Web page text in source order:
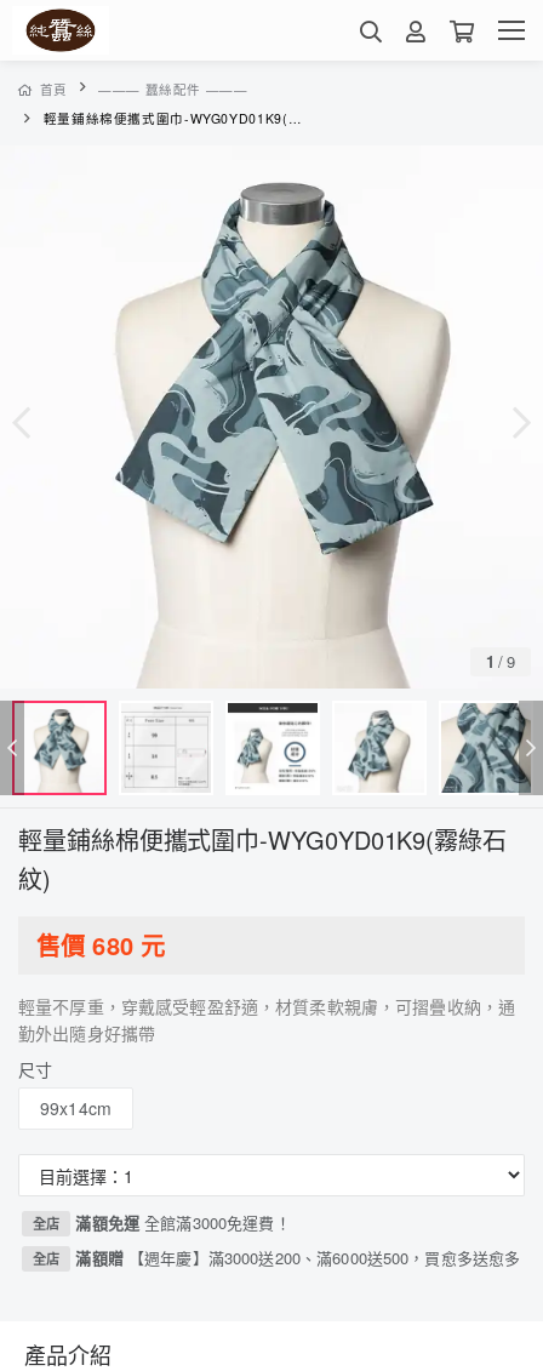
首頁
——— 蠶絲配件 ———
輕量鋪絲棉便攜式圍巾-WYG0YD01K9(霧綠石紋)
1 /9
輕量鋪絲棉便攜式圍巾-WYG0YD01K9(霧綠石
紋)
售價680元
輕量不厚重，穿戴感受輕盈舒適，材質柔軟親膚，可摺疊收納，通
勤外出隨身好攜帶
尺寸
99x14cm
全店 滿額免運全館滿3000免運費！
全店 滿額贈 【週年慶】滿3000送200、滿6000送500，買愈多送愈多
產品介紹